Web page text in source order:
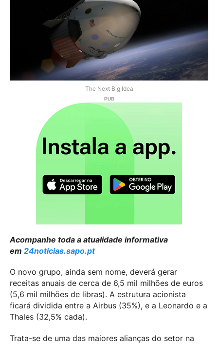
The Next Big Idea
Acompanhe toda a atualidade informativa
em 24noticias.sapo.pt
O novo grupo, ainda sem nome, deverá gerar
receitas anuais de cerca de 6,5 mil milhões de euros
(5,6 mil milhões de libras). A estrutura acionista
ficará dividida entre a Airbus (35%), e a Leonardo e a
Thales (32,5% cada).
Trata-se de uma das maiores alianças do setor na